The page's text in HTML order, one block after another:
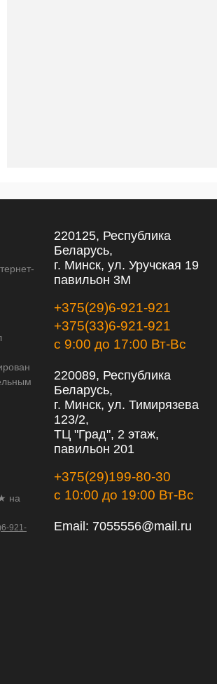
на
921-
220125, Республика
Беларусь,
г. Минск, ул. Уручская 19
павильон 3М
+375(29)6-921-921
+375(33)6-921-921
с 9:00 до 17:00 Вт-Вс
220089, Республика
Беларусь,
г. Минск, ул. Тимирязева
123/2,
ТЦ "Град", 2 этаж,
павильон 201
+375(29)199-80-30
с 10:00 до 19:00 Вт-Вс
Email: 7055556@mail.ru